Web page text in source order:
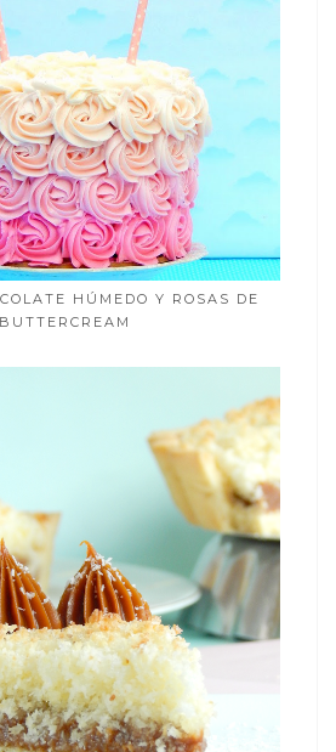
HÚMEDO Y ROSAS DE
BUTTERCREAM